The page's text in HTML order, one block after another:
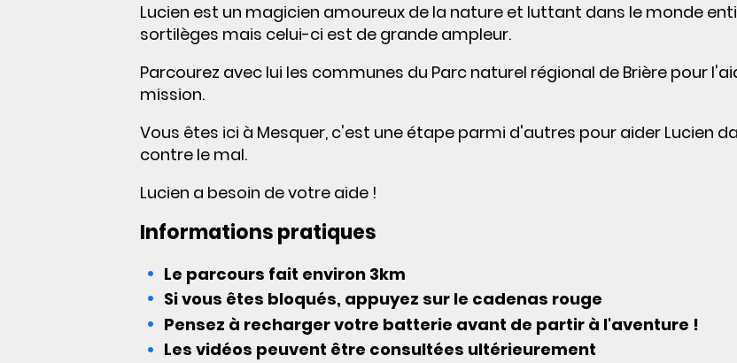
Lucien est un magicien amoureux de la nature et luttant dans le monde
sortilèges mais celui-ci est de grande ampleur.
Parcourez avec lui les communes du Parc naturel régional de Brière pour
mission.
Vous êtes ici à Mesquer, c'est une étape parmi d'autres pour aider Lucien
contre le mal.
Lucien a besoin de votre aide !
Informations pratiques
Le parcours fait environ 3km
Si vous êtes bloqués, appuyez sur le cadenas rouge
Pensez à recharger votre batterie avant de partir à l'aventure !
Les vidéos peuvent être consultées ultérieurement